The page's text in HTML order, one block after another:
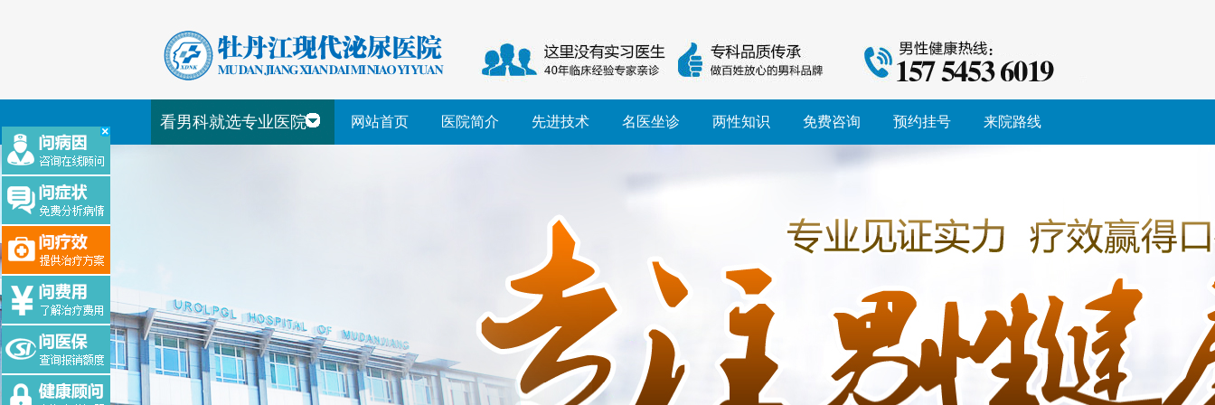
看男科就选专业医院 网站首页 医院简介 先进技术 名医坐诊 两性知识 免费咨询 预约挂号 来院路线